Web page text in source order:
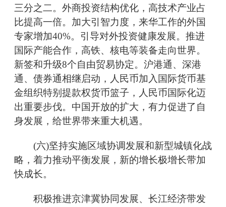
三分之二。外商投资结构优化，高技术产业占
比提高一倍。加大引智力度，来华工作的外国
专家增加40%。引导对外投资健康发展。推进
国际产能合作，高铁、核电等装备走向世界。
新签和升级8个自由贸易协定。沪港通、深港
通、债券通相继启动，人民币加入国际货币基
金组织特别提款权货币篮子，人民币国际化迈
出重要步伐。中国开放的扩大，有力促进了自
身发展，给世界带来重大机遇。
(六)坚持实施区域协调发展和新型城镇化战
略，着力推动平衡发展，新的增长极增长带加
快成长。
积极推进京津冀协同发展、长江经济带发